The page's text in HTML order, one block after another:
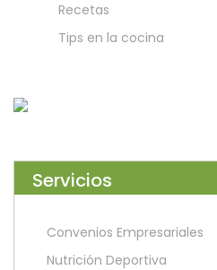
Recetas
Tips en la cocina
Servicios
Convenios Empresariales
Nutrición Deportiva